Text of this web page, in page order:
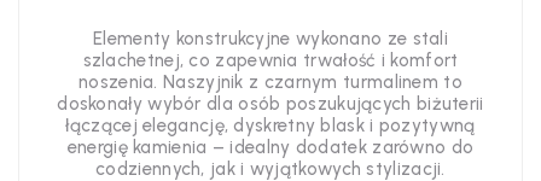
Elementy konstrukcyjne wykonano ze stali
szlachetnej, co zapewnia trwałość i komfort
noszenia. Naszyjnik z czarnym turmalinem to
doskonały wybór dla osób poszukujących biżuterii
łączącej elegancję, dyskretny blask i pozytywną
energię kamienia – idealny dodatek zarówno do
codziennych, jak i wyjątkowych stylizacji.